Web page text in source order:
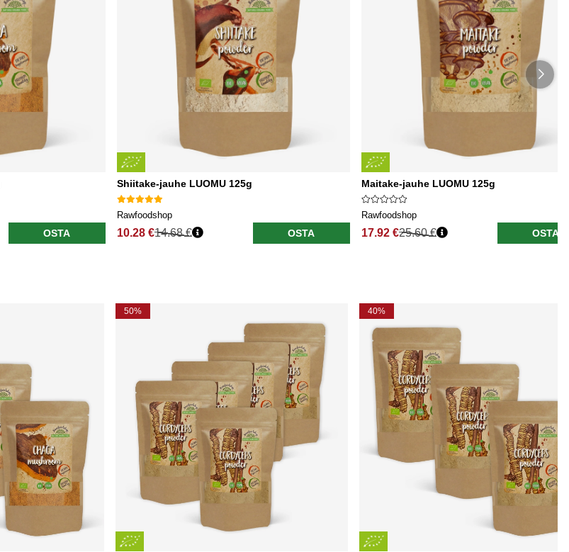
OSTA
Shiitake-jauhe LUOMU 125g
Rawfoodshop
10.28 €14.68 € OSTA
Maitake-jauhe LUOMU 125g
Rawfoodshop
17.92 €25.60 € OSTA
50% 40%